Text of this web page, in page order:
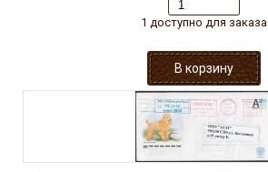
1 доступно для заказа